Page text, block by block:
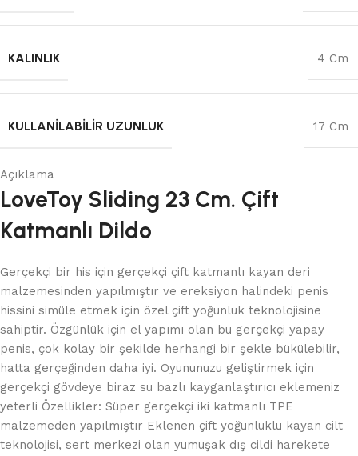
KALINLIK 4 Cm
KULLANILABILIR UZUNLUK 17 Cm
Açıklama
LoveToy Sliding 23 Cm. Çift
Katmanlı Dildo
Gerçekçi bir his için gerçekçi çift katmanlı kayan deri
malzemesinden yapılmıştır ve ereksiyon halindeki penis
hissini simüle etmek için özel çift yoğunluk teknolojisine
sahiptir. Özgünlük için el yapımı olan bu gerçekçi yapay
penis, çok kolay bir şekilde herhangi bir şekle bükülebilir,
hatta gerçeğinden daha iyi. Oyununuzu geliştirmek için
gerçekçi gövdeye biraz su bazlı kayganlaştırıcı eklemeniz
yeterli Özellikler: Süper gerçekçi iki katmanlı TPE
malzemeden yapılmıştır Eklenen çift yoğunluklu kayan cilt
teknolojisi, sert merkezi olan yumuşak dış cildi harekete